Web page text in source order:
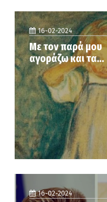
16-02-2024
Με τον παρά μου
αγοράζω και τα…
16-02-2024